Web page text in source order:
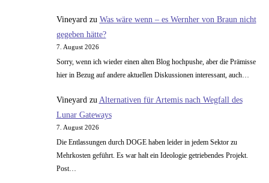
bösen
Deutschen
Vineyard zu Was wäre wenn – es Wernher von Braun nicht
gegeben hätte?
7. August 2026
Sorry, wenn ich wieder einen alten Blog hochpushe, aber die Prämisse
hier in Bezug auf andere aktuellen Diskussionen interessant, auch…
Vineyard zu Alternativen für Artemis nach Wegfall des
Lunar Gateways
7. August 2026
Die Entlassungen durch DOGE haben leider in jedem Sektor zu
Mehrkosten geführt. Es war halt ein Ideologie getriebendes Projekt.
Post…